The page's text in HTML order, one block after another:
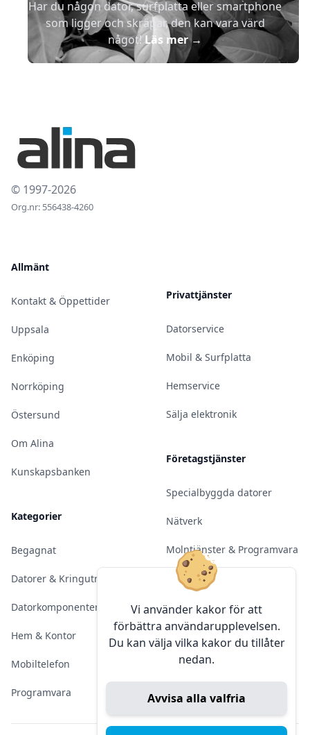
Vi använder kakor för att
förbättra användarupplevelsen.
Du kan välja vilka kakor du tillåter
nedan.
Avvisa alla valfria
Har du någon dator, surfplatta eller smartphone
som ligger och skräpar, den kan vara värd
något!Läs mer→
© 1997-2026
Org.nr: 556438-4260
Allmänt
Kontakt & Öppettider
Uppsala
Enköping
Norrköping
Östersund
Om Alina
Kunskapsbanken
Kategorier
Begagnat
Datorer & Kringutrustning
Datorkomponenter
Hem & Kontor
Mobiltelefon
Programvara
Privattjänster
Datorservice
Mobil & Surfplatta
Hemservice
Sälja elektronik
Företagstjänster
Specialbyggda datorer
Nätverk
Molntjänster & Programvara
Server & Backup
Kameraövervakning
Konferens & Public Display
Sälja elektronik